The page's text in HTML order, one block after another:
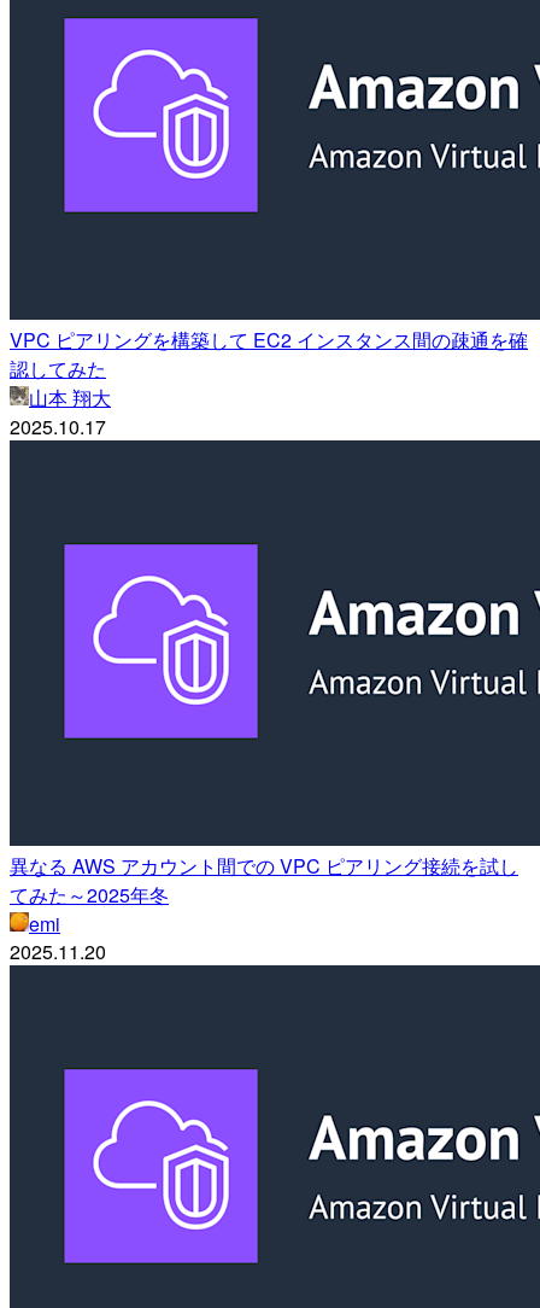
VPC ピアリングを構築して EC2 インスタンス間の疎通を確
認してみた
山本 翔大
2025.10.17
異なる AWS アカウント間での VPC ピアリング接続を試し
てみた～2025年冬
emi
2025.11.20